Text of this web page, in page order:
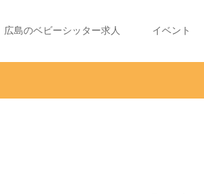
広島のベビーシッター求人 イベント